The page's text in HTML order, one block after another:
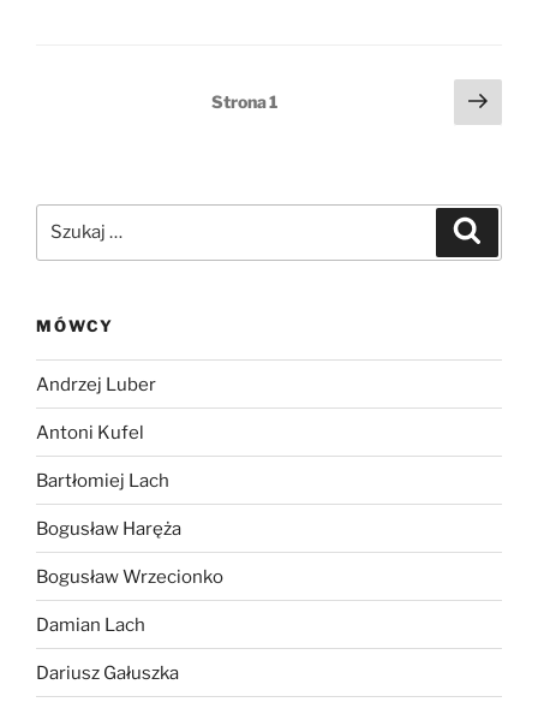
Strona1
MÓWCY
Andrzej Luber
Antoni Kufel
Bartłomiej Lach
Bogusław Haręża
Bogusław Wrzecionko
Damian Lach
Dariusz Gałuszka